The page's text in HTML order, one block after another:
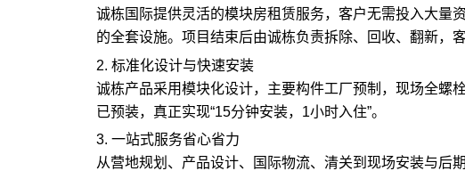
诚栋国际提供灵活的模块房租赁服务，客户无需投入大量
的全套设施。项目结束后由诚栋负责拆除、回收、翻新，
2. 标准化设计与快速安装
诚栋产品采用模块化设计，主要构件工厂预制，现场全螺
已预装，真正实现“15分钟安装，1小时入住”。
3. 一站式服务省心省力
从营地规划、产品设计、国际物流、清关到现场安装与后